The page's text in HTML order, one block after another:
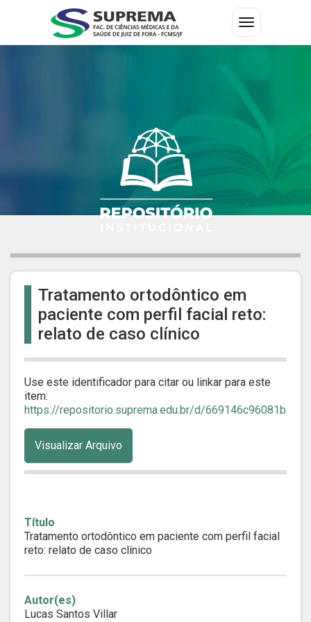
Tratamento ortodôntico em
paciente com perfil facial reto:
relato de caso clínico
Use este identificador para citar ou linkar para este
item:
https://repositorio.suprema.edu.br/d/669146c96081b
Visualizar Arquivo
Título
Tratamento ortodôntico em paciente com perfil facial
reto: relato de caso clínico
Autor(es)
Lucas Santos Villar